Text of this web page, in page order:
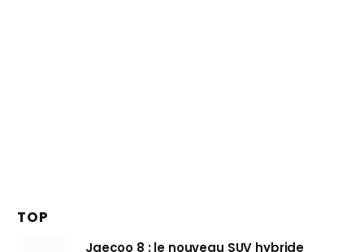
TOP
Jaecoo 8 : le nouveau SUV hybride